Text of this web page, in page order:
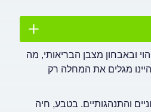
ובאבחון מצבן הבריאותי, מה
מגלים את המחלה רק
והתנהגותיים. בטבע, חיה